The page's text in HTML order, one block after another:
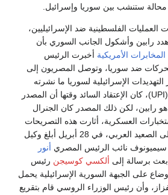
ستنشب بين سوريا وإسرائيل.
الفلسطينية ضد الإسرائيليين،
رابين وأشكول الجانب السوري بأن
المخابرات الأمريكية أخبرت الرئيس
ضد سوريا، وتوصل المصريون إلى
الإسرائيلية لسوريا ما نشرته
وكالة أخبار الدولية للنشر (UPI)، كان الإعتقاد السائد وقتها أن المصدر
رابين، لكن ذلك المصدر كان الجنرال
العسكرية، أثارت هذه التصريحات
موجة عارمة من القلق على الصعيد العربي، في 28 أبريل أبلغ وكيل
سيميونوف نائب الرئيس المصري أنور
برسالة إلى ألكسي كوسيجن رئيس
على الجبهة السورية الإسرائيلية يحمل
وأن رئيس الوزراء الروسي قام بتقريع